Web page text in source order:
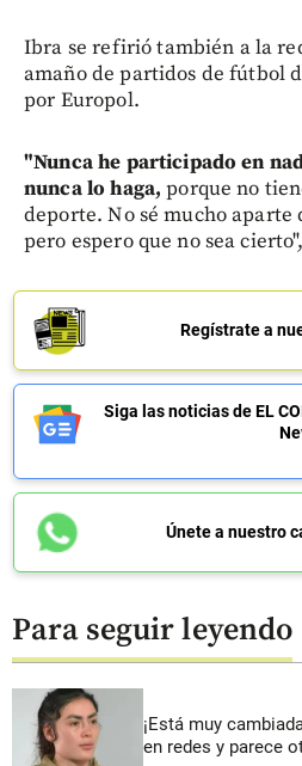
Ibra se refirió también a la
amaño de partidos de fútbol
por Europol.
"Nunca he participado en
nunca lo haga, porque no
deporte. No sé mucho aparte
pero espero que no sea
Regístrate a
Siga las noticias de EL
Únete a nuestro
Para seguir leyendo
¡Está muy
en redes y parece